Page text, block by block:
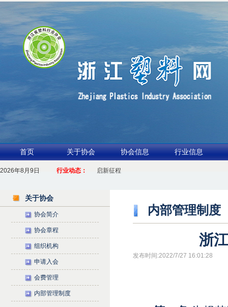
首页 关于协会 协会信息 行业信息
2026年8月9日 行业动态：
1.聚力产业链 共启新征程
关于协会
协会简介
协会章程
组织机构
申请入会
会费管理
内部管理制度
内部管理制度
浙
发布时间:2022/7/27 16:01:28